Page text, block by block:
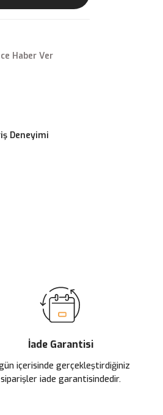
Haber Ver
Deneyimi
İade Garantisi
içerisinde gerçekleştirdiğiniz
siparişler iade garantisindedir.